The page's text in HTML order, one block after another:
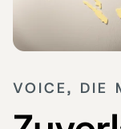
VOICE, DIE